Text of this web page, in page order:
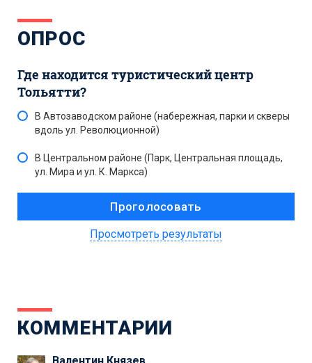
ОПРОС
Где находится туристический центр
Тольятти?
В Автозаводском районе (набережная, парки и скверы
вдоль ул. Революционной)
В Центральном районе (Парк, Центральная площадь,
ул. Мира и ул. К. Маркса)
Просмотреть результаты
КОММЕНТАРИИ